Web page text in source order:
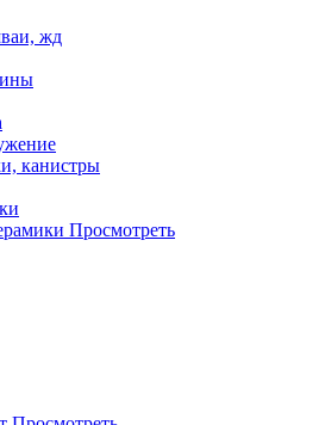
жд
канистры
Просмотреть